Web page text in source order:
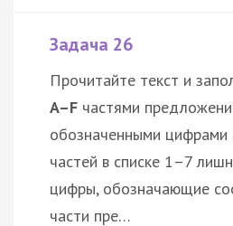
Задача 26
Прочитайте текст и
A–F частями
обозначенными цифрами
частей в списке 1–7
цифры, обозначающие
части пре…